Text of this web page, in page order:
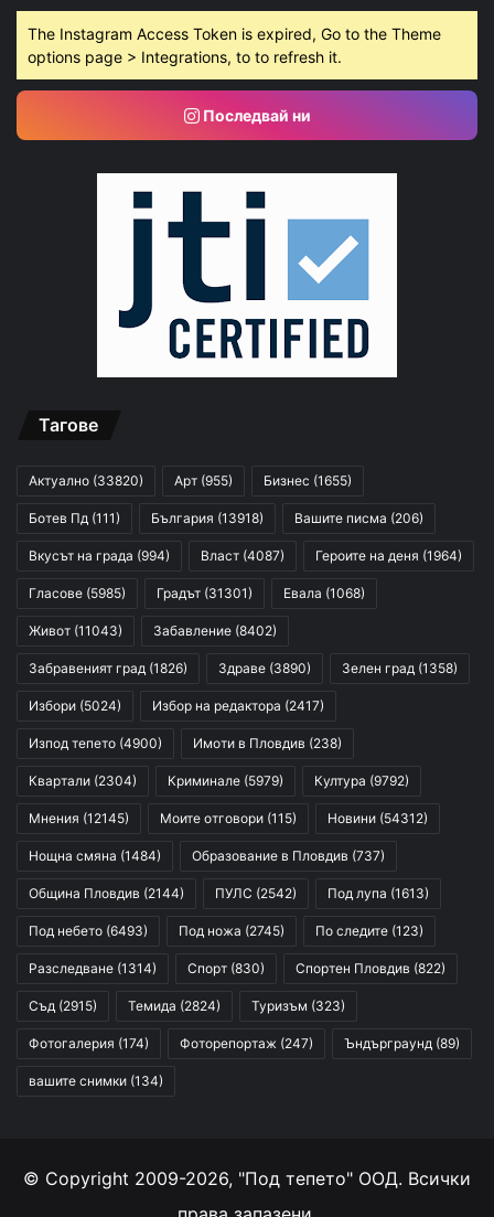
The Instagram Access Token is expired, Go to the Theme
options page > Integrations, to to refresh it.
Последвай ни
Тагове
Актуално (33820) Арт (955) Бизнес (1655)
Ботев Пд (111) България (13918) Вашите писма (206)
Вкусът на града (994) Власт (4087) Героите на деня (1964)
Гласове (5985) Градът (31301) Евала (1068)
Живот (11043) Забавление (8402)
Забравеният град (1826) Здраве (3890) Зелен град (1358)
Избори (5024) Избор на редактора (2417)
Изпод тепето (4900) Имоти в Пловдив (238)
Квартали (2304) Криминале (5979) Култура (9792)
Мнения (12145) Моите отговори (115) Новини (54312)
Нощна смяна (1484) Образование в Пловдив (737)
Община Пловдив (2144) ПУЛС (2542) Под лупа (1613)
Под небето (6493) Под ножа (2745) По следите (123)
Разследване (1314) Спорт (830) Спортен Пловдив (822)
Съд (2915) Темида (2824) Туризъм (323)
Фотогалерия (174) Фоторепортаж (247) Ъндърграунд (89)
вашите снимки (134)
© Copyright 2009-2026, "Под тепето" ООД. Всички